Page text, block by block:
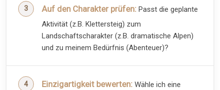
Auf den Charakter prüfen: Passt die geplante
Aktivität (z.B. Klettersteig) zum
Landschaftscharakter (z.B. dramatische Alpen)
und zu meinem Bedürfnis (Abenteuer)?
Einzigartigkeit bewerten: Wähle ich eine